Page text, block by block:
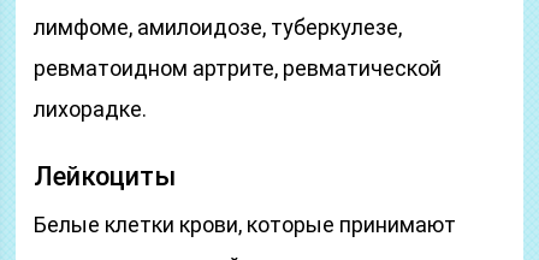
лимфоме, амилоидозе, туберкулезе,
ревматоидном артрите, ревматической
лихорадке.
Лейкоциты
Белые клетки крови, которые принимают